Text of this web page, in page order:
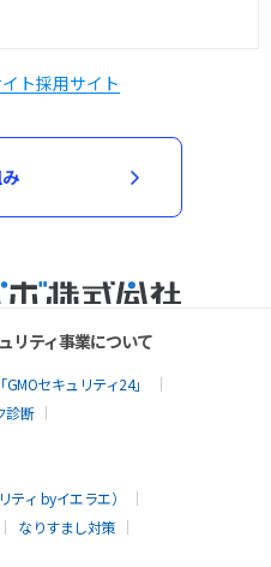
ト採用サイト
リティ事業について
セキュリティ24」
診断
ィ byイエラエ）
なりすまし対策